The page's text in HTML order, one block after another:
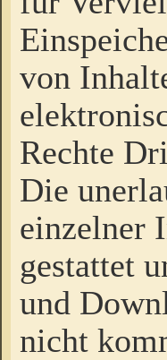
von
Rechte
Die
einzelner
gestattet
und
nicht